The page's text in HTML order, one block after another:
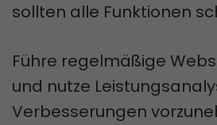
sollten alle Funktionen
Führe regelmäßige
und nutze
Verbesserungen